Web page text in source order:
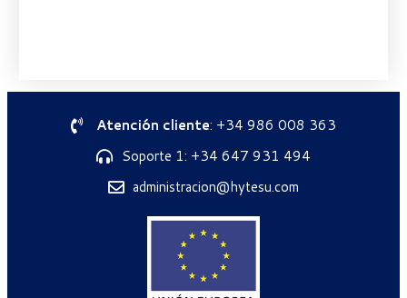
Atención cliente: +34 986 008 363
Soporte 1: +34 647 931 494
administracion@hytesu.com